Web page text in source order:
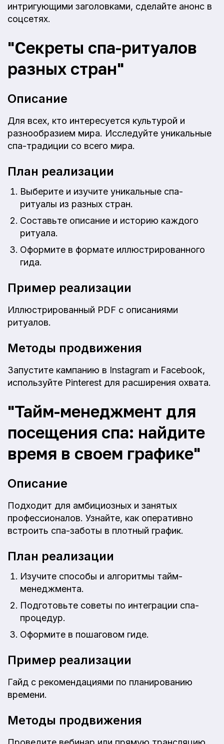
интригующими заголовками, сделайте анонс в
соцсетях.
"Секреты спа-ритуалов
разных стран"
Описание
Для всех, кто интересуется культурой и
разнообразием мира. Исследуйте уникальные
спа-традиции со всего мира.
План реализации
Выберите и изучите уникальные спа-
ритуалы из разных стран.
Составьте описание и историю каждого
ритуала.
Оформите в формате иллюстрированного
гида.
Пример реализации
Иллюстрированный PDF с описаниями
ритуалов.
Методы продвижения
Запустите кампанию в Instagram и Facebook,
используйте Pinterest для расширения охвата.
"Тайм-менеджмент для
посещения спа: найдите
время в своем графике"
Описание
Подходит для амбициозных и занятых
профессионалов. Узнайте, как оперативно
встроить спа-заботы в плотный график.
План реализации
Изучите способы и алгоритмы тайм-
менеджмента.
Подготовьте советы по интеграции спа-
процедур.
Оформите в пошаговом гиде.
Пример реализации
Гайд с рекомендациями по планированию
времени.
Методы продвижения